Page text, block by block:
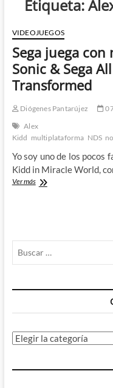
Etiqueta:
VIDEOJUEGOS
Sega juega
Sonic & Sega
Transformed
Diógenes Pantarújez
Alex
Kidd multiplataforma NDS
Yo soy uno de los pocos
Kidd in Miracle World,
Ver másSega
Sega
All
Racing
Categorías